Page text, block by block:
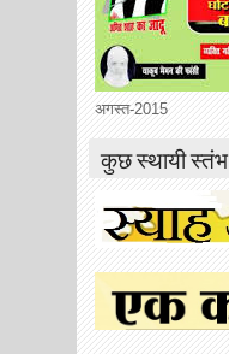
अगस्त-2015
कुछ स्थायी स्तंभ